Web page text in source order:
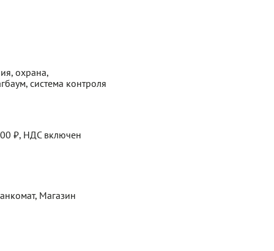
охрана,
система контроля
₽, НДС включен
Магазин